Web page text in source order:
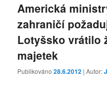
Americká
zahraničí
Lotyšsko vrátilo
majetek
Publikováno28.6.2012 | Autor: